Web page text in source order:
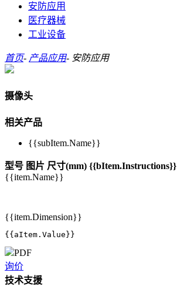
安防应用
医疗器械
工业设备
首页- 产品应用- 安防应用
摄像头
相关产品
{{subItem.Name}}
型号 图片 尺寸(mm) {{bItem.Instructions}}
{{item.Name}}
{{item.Dimension}}
{{aItem.Value}}
PDF
询价
技术支援